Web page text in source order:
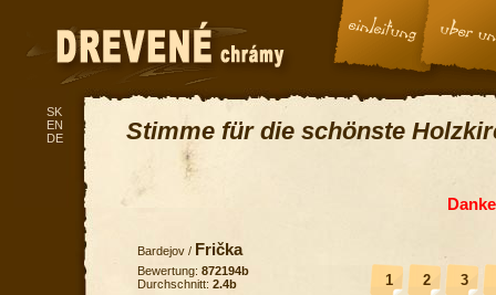
Stimme für die schönste
Bardejov / Frička
1 2 3
Bewertung: 872194b
Durchschnitt: 2.4b
SK
EN
DE